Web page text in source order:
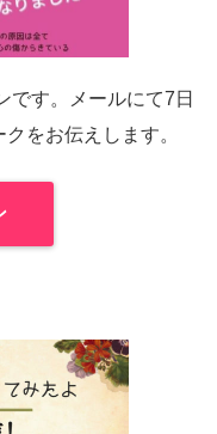
です。メールにて7日
をお伝えします。